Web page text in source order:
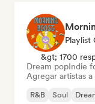
Playlist
&gt; 1700
Dream popIndie
Agregar artistas
R&B Soul